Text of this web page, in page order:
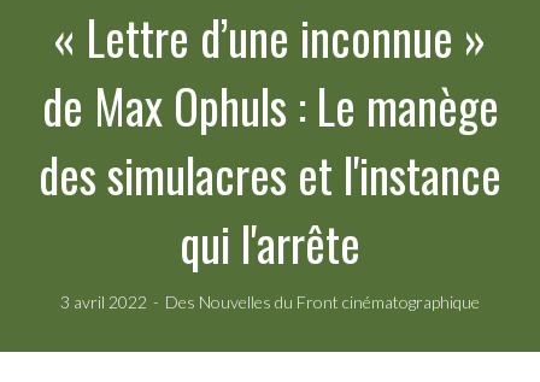
« Lettre d’une inconnue »
de Max Ophuls : Le manège
des simulacres et l'instance
qui l'arrête
3 avril 2022 Des Nouvelles du Front cinématographique